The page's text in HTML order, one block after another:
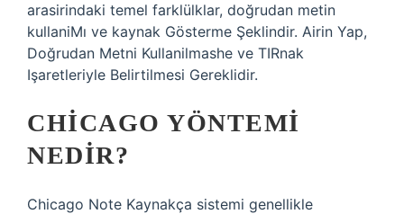
arasirindaki temel farklülklar, doğrudan metin
kullaniMı ve kaynak Gösterme Şeklindir. Airin Yap,
Doğrudan Metni Kullanilmashe ve TIRnak
Işaretleriyle Belirtilmesi Gereklidir.
CHICAGO YÖNTEMI
NEDIR?
Chicago Note Kaynakça sistemi genellikle